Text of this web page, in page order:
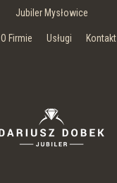
Jubiler Mysłowice
O Firmie Usługi Kontakt